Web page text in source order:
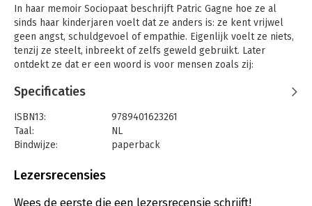
In haar memoir Sociopaat beschrijft Patric Gagne hoe ze al
sinds haar kinderjaren voelt dat ze anders is: ze kent vrijwel
geen angst, schuldgevoel of empathie. Eigenlijk voelt ze niets,
tenzij ze steelt, inbreekt of zelfs geweld gebruikt. Later
ontdekt ze dat er een woord is voor mensen zoals zij:
beschrijving daarvan, ziet ze ook direct dat dit niet het hele
en vriendschappen opgebouwd, en doet (meestal) haar best
om te vermijden dat ze anderen pijn doet.
onderdrukken en ondertussen een stabiel, liefdevol
een plek kunnen vinden in de maatschappij. En komt ze
Specificaties
ISBN13:
9789401623261
Taal:
NL
Bindwijze:
paperback
Uitgever:
Verschijningsdatum:
21-11-2024
Lezersrecensies
Wees de eerste die een lezersrecensie schrijft!